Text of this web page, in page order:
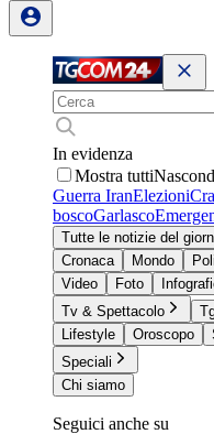
In evidenza
Mostra tutti
Guerra IranElezioni
boscoGarlasco
Tutte le notizie del
Cronaca
Mondo
Video
Foto
Tv & Spettacolo
Lifestyle
Oroscopo
Speciali
Chi siamo
Seguici anche su